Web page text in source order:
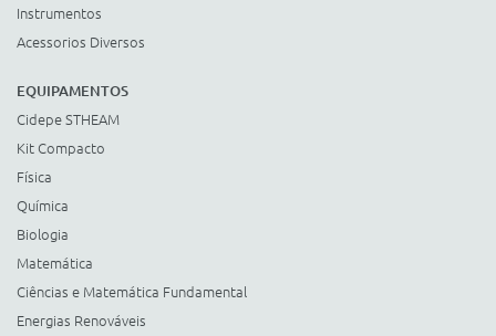
Instrumentos
Acessorios Diversos
EQUIPAMENTOS
Cidepe STHEAM
Kit Compacto
Física
Química
Biologia
Matemática
Ciências e Matemática Fundamental
Energias Renováveis